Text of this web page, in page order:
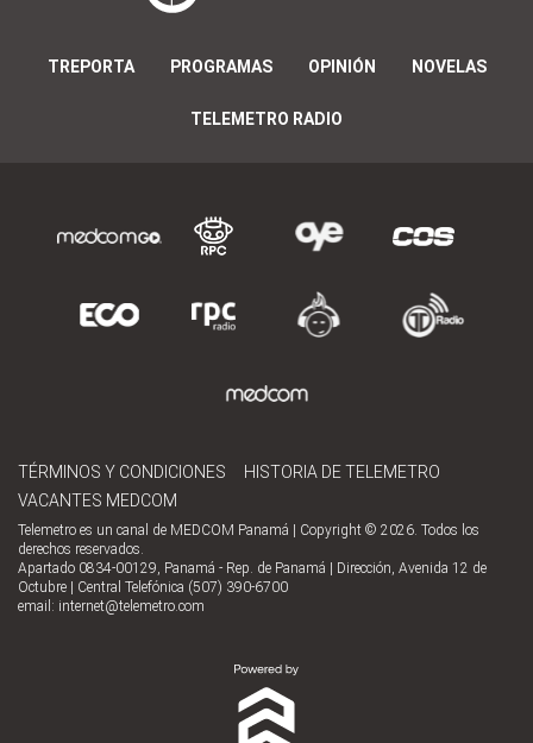
TREPORTA PROGRAMAS OPINIÓN NOVELAS
TELEMETRO RADIO
TÉRMINOS Y CONDICIONES
HISTORIA DE TELEMETRO
VACANTES MEDCOM
Telemetro es un canal de MEDCOM Panamá | Copyright © 2026. Todos los
derechos reservados.
Apartado 0834-00129, Panamá - Rep. de Panamá | Dirección, Avenida 12 de
Octubre | Central Telefónica (507) 390-6700
email: internet@telemetro.com